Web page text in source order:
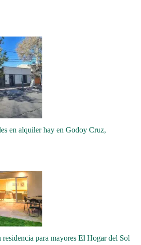
en alquiler hay en Godoy Cruz,
residencia para mayores El Hogar del Sol